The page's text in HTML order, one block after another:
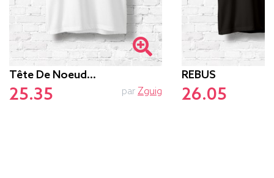
Tête De Noeud…
25.35 par Zguig
REBUS
26.05